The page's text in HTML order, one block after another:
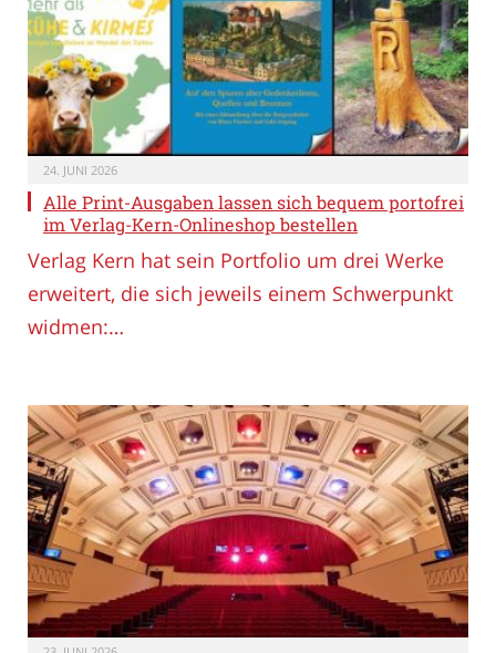
24. JUNI 2026
Alle Print-Ausgaben lassen sich bequem portofrei
im Verlag-Kern-Onlineshop bestellen
Verlag Kern hat sein Portfolio um drei Werke
erweitert, die sich jeweils einem Schwerpunkt
widmen:…